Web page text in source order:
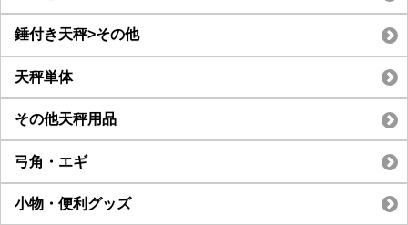
錘付き天秤>その他
天秤単体
その他天秤用品
弓角・エギ
小物・便利グッズ